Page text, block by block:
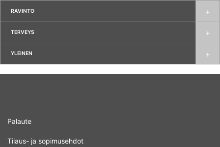
RAVINTO
TERVEYS
YLEINEN
Palaute
Tilaus- ja sopimusehdot